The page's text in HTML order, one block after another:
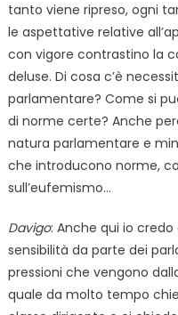
tanto viene ripreso, ogni
le aspettative relative
con vigore contrastino la
deluse. Di cosa c’è
parlamentare? Come si
di norme certe? Anche
natura parlamentare e
che introducono norme,
sull’eufemismo…
Davigo: Anche qui io
sensibilità da parte dei
pressioni che vengono
quale da molto tempo